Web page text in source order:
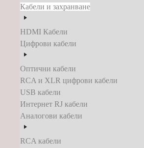
Кабели и захранване
HDMI Кабели
Цифрови кабели
Оптични кабели
RCA и XLR цифрови кабели
USB кабели
Интернет RJ кабели
Аналогови кабели
RCA кабели